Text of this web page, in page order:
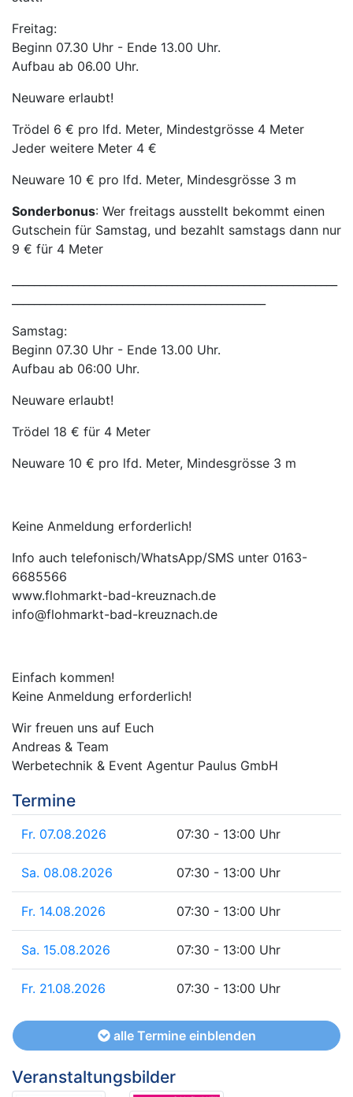
Freitag:
Beginn 07.30 Uhr - Ende 13.00 Uhr.
Aufbau ab 06.00 Uhr.
Neuware erlaubt!
Trödel 6 € pro lfd. Meter, Mindestgrösse 4 Meter
Jeder weitere Meter 4 €
Neuware 10 € pro lfd. Meter, Mindesgrösse 3 m
Sonderbonus: Wer freitags ausstellt bekommt einen
Gutschein für Samstag, und bezahlt samstags dann nur
9 € für 4 Meter
Samstag:
Beginn 07.30 Uhr - Ende 13.00 Uhr.
Aufbau ab 06:00 Uhr.
Neuware erlaubt!
Trödel 18 € für 4 Meter
Neuware 10 € pro lfd. Meter, Mindesgrösse 3 m
Keine Anmeldung erforderlich!
Info auch telefonisch/WhatsApp/SMS unter 0163-
6685566
www.flohmarkt-bad-kreuznach.de
info@flohmarkt-bad-kreuznach.de
Einfach kommen!
Keine Anmeldung erforderlich!
Wir freuen uns auf Euch
Andreas & Team
Werbetechnik & Event Agentur Paulus GmbH
Termine
Fr. 07.08.2026 07:30 - 13:00 Uhr
Sa. 08.08.2026 07:30 - 13:00 Uhr
Fr. 14.08.2026 07:30 - 13:00 Uhr
Sa. 15.08.2026 07:30 - 13:00 Uhr
Fr. 21.08.2026 07:30 - 13:00 Uhr
alle Termine einblenden
Veranstaltungsbilder